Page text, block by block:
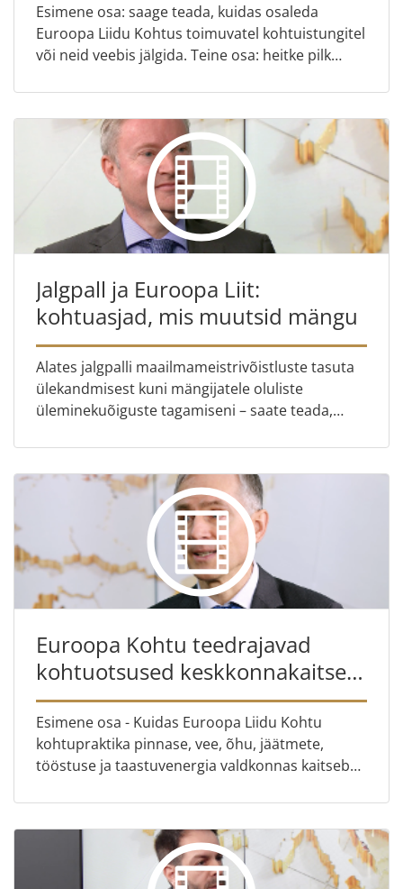
Esimene osa: saage teada, kuidas osaleda
Euroopa Liidu Kohtus toimuvatel kohtuistungitel
või neid veebis jälgida. Teine osa: heitke pilk
Jalgpall ja Euroopa Liit:
kohtuasjad, mis muutsid mängu
Alates jalgpalli maailmameistrivõistluste tasuta
ülekandmisest kuni mängijatele oluliste
üleminekuõiguste tagamiseni – saate teada,
õigluse ja miks peaksid ...
Euroopa Kohtu teedrajavad
kohtuotsused keskkonnakaitse
valdkonnas
Esimene osa - Kuidas Euroopa Liidu Kohtu
kohtupraktika pinnase, vee, õhu, jäätmete,
tööstuse ja taastuvenergia valdkonnas kaitseb
Hartmut Ost aitab anal...